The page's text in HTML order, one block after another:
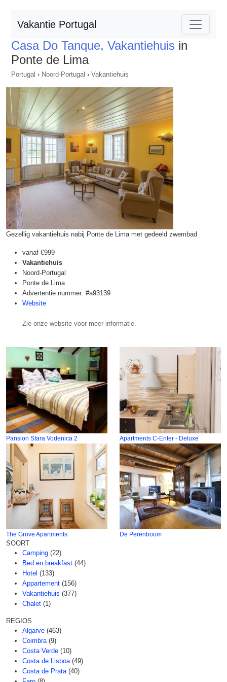
Vakantie Portugal
Casa Do Tanque, Vakantiehuis in
Ponte de Lima
Portugal › Noord-Portugal › Vakantiehuis
Gezellig vakantiehuis nabij Ponte de Lima met gedeeld zwembad
vanaf €999
Vakantiehuis
Noord-Portugal
Ponte de Lima
Advertentie nummer: #a93139
Website
Zie onze website voor meer informatie.
Pansion Stara Vodenica 2 Apartments C-Enter - Deluxe
The Grove Apartments De Perenboom
SOORT
Camping (22)
Bed en breakfast (44)
Hotel (133)
Appartement (156)
Vakantiehuis (377)
Chalet (1)
REGIOS
Algarve (463)
Coimbra (9)
Costa Verde (10)
Costa de Lisboa (49)
Costa de Prata (40)